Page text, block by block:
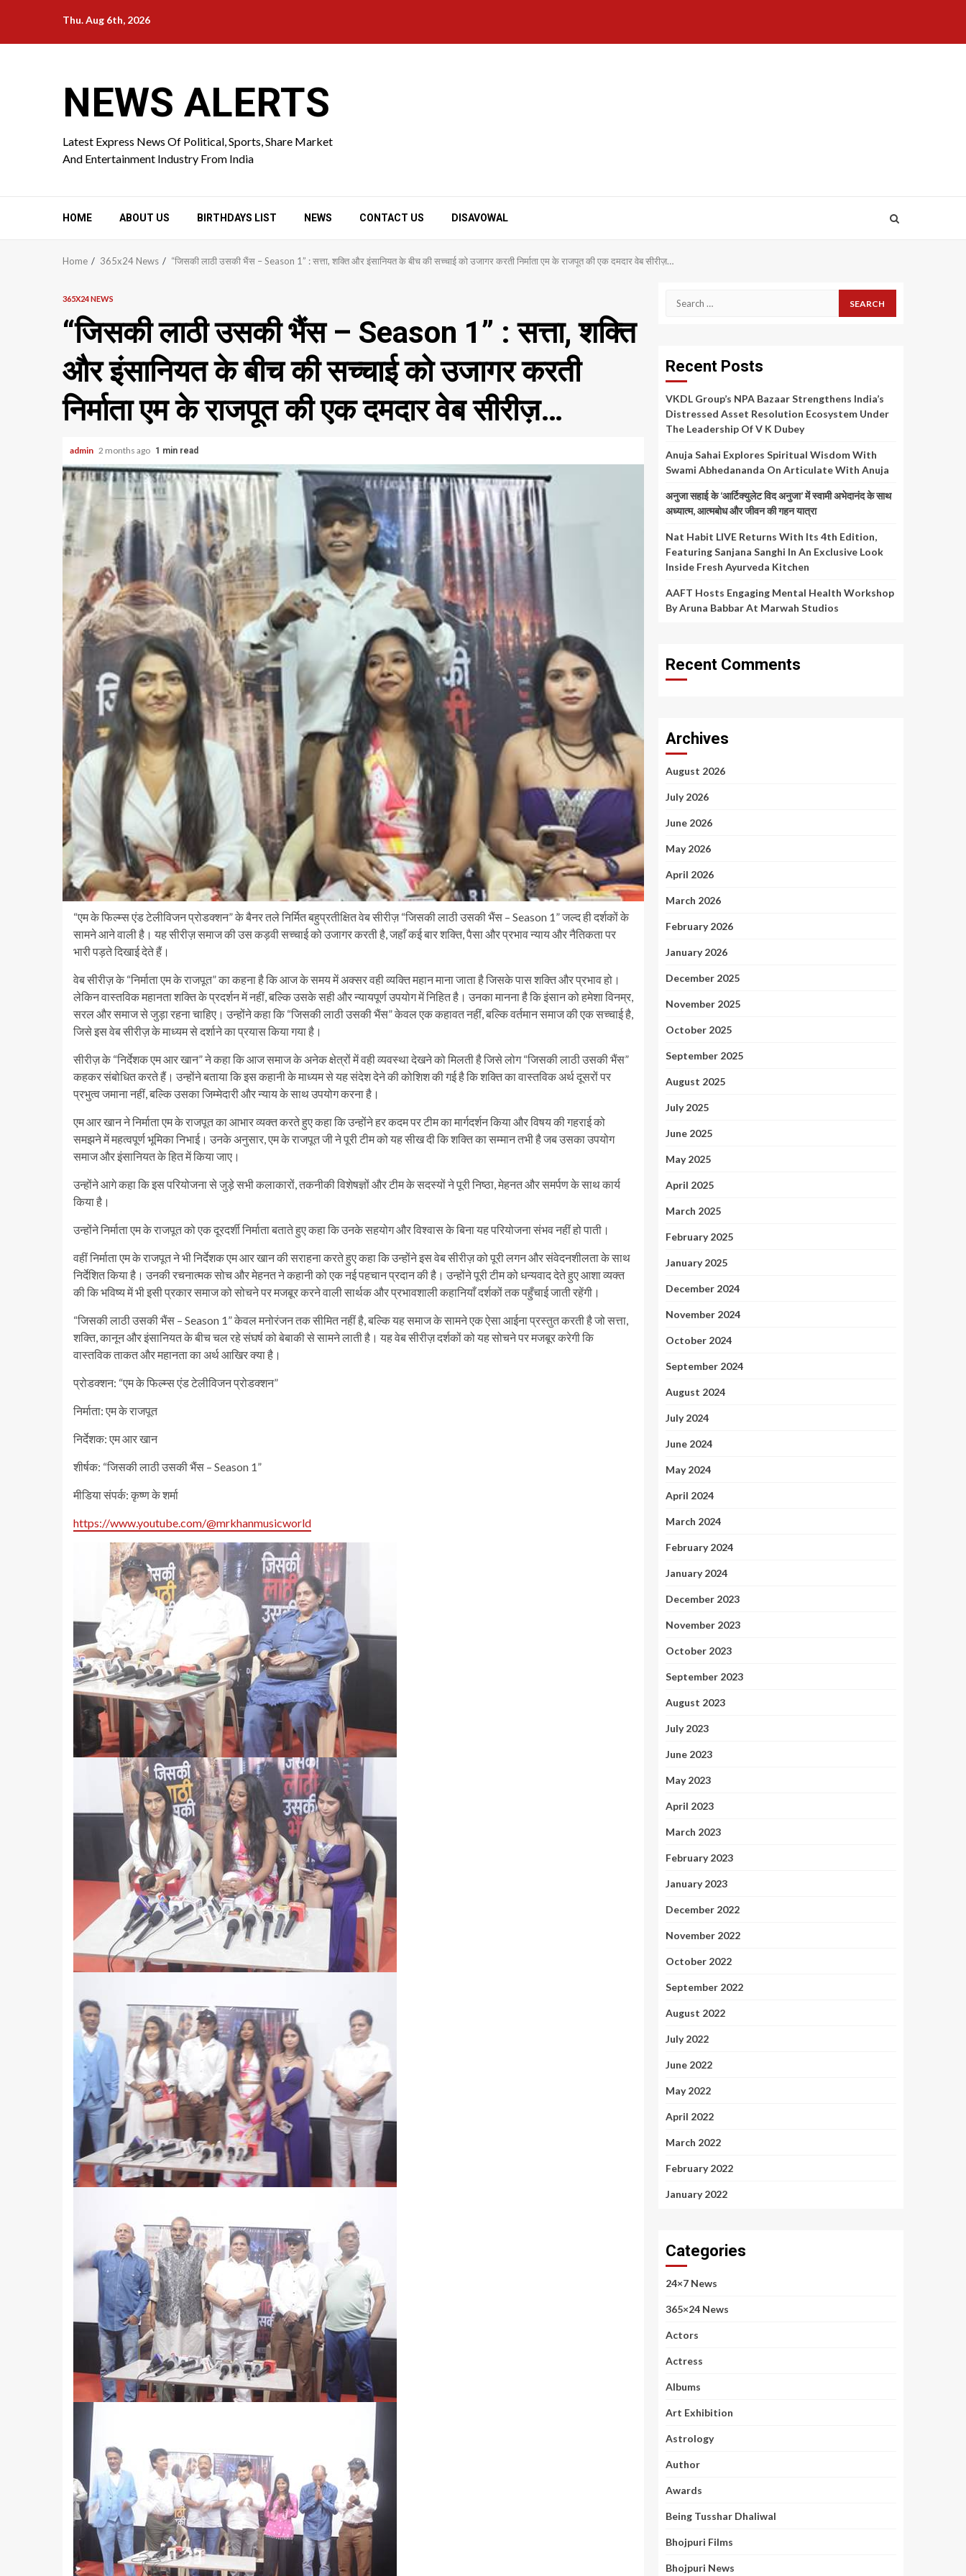
content
Thu. Aug 6th, 2026
NEWS ALERTS
Latest Express News Of Political, Sports, Share Market
And Entertainment Industry From India
HOME ABOUT US BIRTHDAYS LIST NEWS CONTACT US DISAVOWAL
Home 365x24 News “जिसकी लाठी उसकी भैंस – Season 1” : सत्ता, शक्ति और इंसानियत के बीच की सच्चाई को उजागर करती निर्माता एम के राजपूत की एक दमदार वेब सीरीज़…
365X24 NEWS
“जिसकी लाठी उसकी भैंस – Season 1” : सत्ता, शक्ति
और इंसानियत के बीच की सच्चाई को उजागर करती
निर्माता एम के राजपूत की एक दमदार वेब सीरीज़…
admin 2 months ago 1 min read
“एम के फिल्म्स एंड टेलीविजन प्रोडक्शन” के बैनर तले निर्मित बहुप्रतीक्षित वेब सीरीज़ “जिसकी लाठी उसकी भैंस – Season 1” जल्द ही दर्शकों के
सामने आने वाली है। यह सीरीज़ समाज की उस कड़वी सच्चाई को उजागर करती है, जहाँ कई बार शक्ति, पैसा और प्रभाव न्याय और नैतिकता पर
भारी पड़ते दिखाई देते हैं।
वेब सीरीज़ के “निर्माता एम के राजपूत” का कहना है कि आज के समय में अक्सर वही व्यक्ति महान माना जाता है जिसके पास शक्ति और प्रभाव हो।
लेकिन वास्तविक महानता शक्ति के प्रदर्शन में नहीं, बल्कि उसके सही और न्यायपूर्ण उपयोग में निहित है। उनका मानना है कि इंसान को हमेशा विनम्र,
सरल और समाज से जुड़ा रहना चाहिए। उन्होंने कहा कि “जिसकी लाठी उसकी भैंस” केवल एक कहावत नहीं, बल्कि वर्तमान समाज की एक सच्चाई है,
जिसे इस वेब सीरीज़ के माध्यम से दर्शाने का प्रयास किया गया है।
सीरीज़ के “निर्देशक एम आर खान” ने कहा कि आज समाज के अनेक क्षेत्रों में वही व्यवस्था देखने को मिलती है जिसे लोग “जिसकी लाठी उसकी भैंस”
कहकर संबोधित करते हैं। उन्होंने बताया कि इस कहानी के माध्यम से यह संदेश देने की कोशिश की गई है कि शक्ति का वास्तविक अर्थ दूसरों पर
प्रभुत्व जमाना नहीं, बल्कि उसका जिम्मेदारी और न्याय के साथ उपयोग करना है।
एम आर खान ने निर्माता एम के राजपूत का आभार व्यक्त करते हुए कहा कि उन्होंने हर कदम पर टीम का मार्गदर्शन किया और विषय की गहराई को
समझने में महत्वपूर्ण भूमिका निभाई। उनके अनुसार, एम के राजपूत जी ने पूरी टीम को यह सीख दी कि शक्ति का सम्मान तभी है जब उसका उपयोग
समाज और इंसानियत के हित में किया जाए।
उन्होंने आगे कहा कि इस परियोजना से जुड़े सभी कलाकारों, तकनीकी विशेषज्ञों और टीम के सदस्यों ने पूरी निष्ठा, मेहनत और समर्पण के साथ कार्य
किया है।
उन्होंने निर्माता एम के राजपूत को एक दूरदर्शी निर्माता बताते हुए कहा कि उनके सहयोग और विश्वास के बिना यह परियोजना संभव नहीं हो पाती।
वहीं निर्माता एम के राजपूत ने भी निर्देशक एम आर खान की सराहना करते हुए कहा कि उन्होंने इस वेब सीरीज़ को पूरी लगन और संवेदनशीलता के साथ
निर्देशित किया है। उनकी रचनात्मक सोच और मेहनत ने कहानी को एक नई पहचान प्रदान की है। उन्होंने पूरी टीम को धन्यवाद देते हुए आशा व्यक्त
की कि भविष्य में भी इसी प्रकार समाज को सोचने पर मजबूर करने वाली सार्थक और प्रभावशाली कहानियाँ दर्शकों तक पहुँचाई जाती रहेंगी।
“जिसकी लाठी उसकी भैंस – Season 1” केवल मनोरंजन तक सीमित नहीं है, बल्कि यह समाज के सामने एक ऐसा आईना प्रस्तुत करती है जो सत्ता,
शक्ति, कानून और इंसानियत के बीच चल रहे संघर्ष को बेबाकी से सामने लाती है। यह वेब सीरीज़ दर्शकों को यह सोचने पर मजबूर करेगी कि
वास्तविक ताकत और महानता का अर्थ आखिर क्या है।
प्रोडक्शन: “एम के फिल्म्स एंड टेलीविजन प्रोडक्शन”
निर्माता: एम के राजपूत
निर्देशक: एम आर खान
शीर्षक: “जिसकी लाठी उसकी भैंस – Season 1”
मीडिया संपर्क: कृष्ण के शर्मा
https://www.youtube.com/@mrkhanmusicworld
Search
Recent Posts
VKDL Group’s NPA Bazaar Strengthens India’s
Distressed Asset Resolution Ecosystem Under
The Leadership Of V K Dubey
Anuja Sahai Explores Spiritual Wisdom With
Swami Abhedananda On Articulate With Anuja
अनुजा सहाई के ‘आर्टिक्युलेट विद अनुजा’ में स्वामी अभेदानंद के साथ
अध्यात्म, आत्मबोध और जीवन की गहन यात्रा
Nat Habit LIVE Returns With Its 4th Edition,
Featuring Sanjana Sanghi In An Exclusive Look
Inside Fresh Ayurveda Kitchen
AAFT Hosts Engaging Mental Health Workshop
By Aruna Babbar At Marwah Studios
Recent Comments
Archives
August 2026
July 2026
June 2026
May 2026
April 2026
March 2026
February 2026
January 2026
December 2025
November 2025
October 2025
September 2025
August 2025
July 2025
June 2025
May 2025
April 2025
March 2025
February 2025
January 2025
December 2024
November 2024
October 2024
September 2024
August 2024
July 2024
June 2024
May 2024
April 2024
March 2024
February 2024
January 2024
December 2023
November 2023
October 2023
September 2023
August 2023
July 2023
June 2023
May 2023
April 2023
March 2023
February 2023
January 2023
December 2022
November 2022
October 2022
September 2022
August 2022
July 2022
June 2022
May 2022
April 2022
March 2022
February 2022
January 2022
Categories
24×7 News
365×24 News
Actors
Actress
Albums
Art Exhibition
Astrology
Author
Awards
Being Tusshar Dhaliwal
Bhojpuri Films
Bhojpuri News